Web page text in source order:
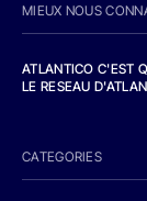
MIEUX NOUS
ATLANTICO C'EST
LE RESEAU
CATEGORIES